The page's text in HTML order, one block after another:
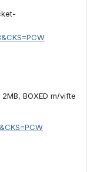
BOXED m/vifte